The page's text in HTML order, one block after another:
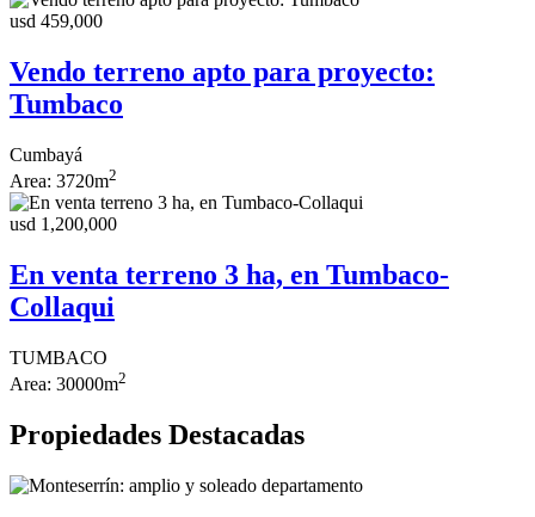
usd 459,000
Vendo terreno apto para proyecto:
Tumbaco
Cumbayá
Area: 3720m2
usd 1,200,000
En venta terreno 3 ha, en Tumbaco-
Collaqui
TUMBACO
Area: 30000m2
Propiedades Destacadas